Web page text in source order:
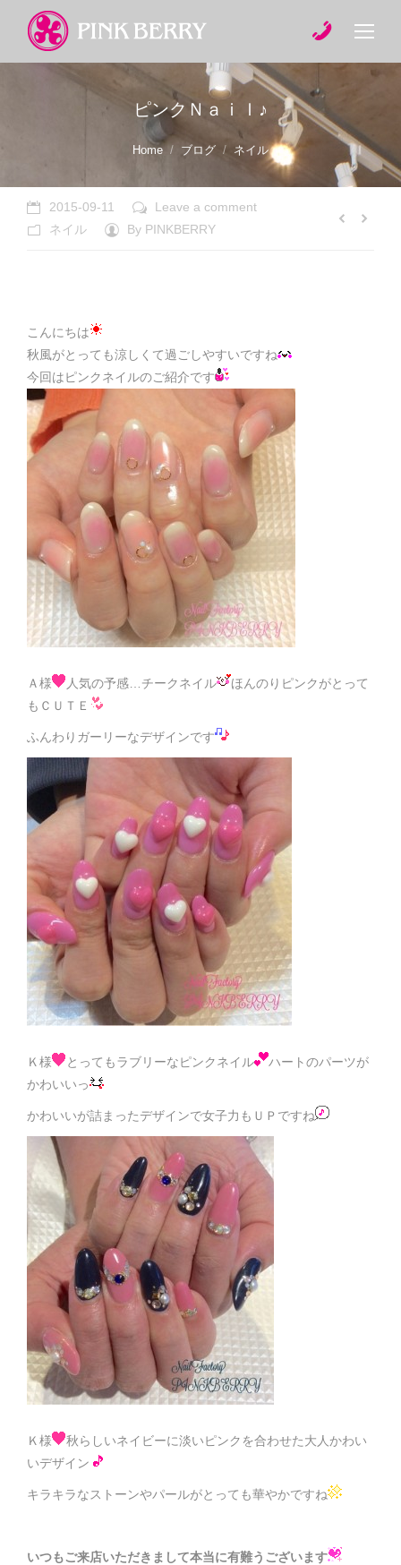
ピンクＮａｉｌ♪
Home ブログ ネイル
2015-09-11
Leave a comment
ネイル
By PINKBERRY
こんにちは
秋風がとっても涼しくて過ごしやすいですね
今回はピンクネイルのご紹介です
Ａ様 人気の予感…チークネイル
ほんのりピンクがとって
もＣＵＴＥ
ふんわりガーリーなデザインです
Ｋ様 とってもラブリーなピンクネイル
ハートのパーツが
かわいいっ
かわいいが詰まったデザインで女子力もＵＰですね
Ｋ様
秋らしいネイビーに淡いピンクを合わせた大人かわい
いデザイン
キラキラなストーンやパールがとっても華やかですね
いつもご来店いただきまして本当に有難うございます